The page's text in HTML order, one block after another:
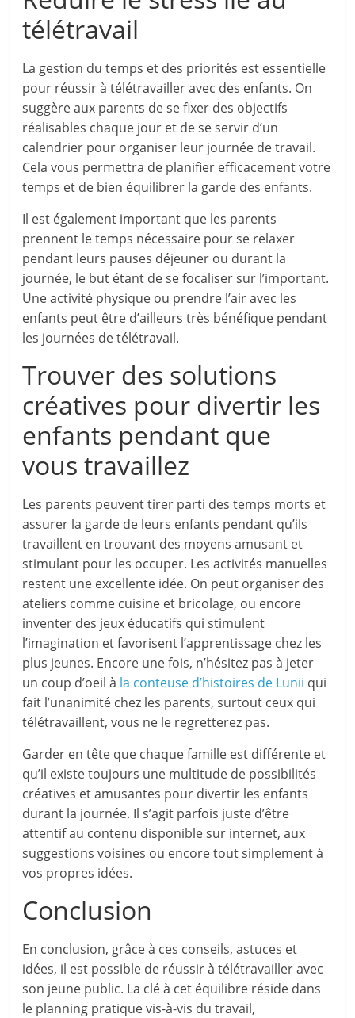
télétravail
La gestion du temps et des priorités est essentielle
pour réussir à télétravailler avec des enfants. On
suggère aux parents de se fixer des objectifs
réalisables chaque jour et de se servir d’un
calendrier pour organiser leur journée de travail.
Cela vous permettra de planifier efficacement votre
temps et de bien équilibrer la garde des enfants.
Il est également important que les parents
prennent le temps nécessaire pour se relaxer
pendant leurs pauses déjeuner ou durant la
journée, le but étant de se focaliser sur l’important.
Une activité physique ou prendre l’air avec les
enfants peut être d’ailleurs très bénéfique pendant
les journées de télétravail.
Trouver des solutions
créatives pour divertir les
enfants pendant que
vous travaillez
Les parents peuvent tirer parti des temps morts et
assurer la garde de leurs enfants pendant qu’ils
travaillent en trouvant des moyens amusant et
stimulant pour les occuper. Les activités manuelles
restent une excellente idée. On peut organiser des
ateliers comme cuisine et bricolage, ou encore
inventer des jeux éducatifs qui stimulent
l’imagination et favorisent l’apprentissage chez les
plus jeunes. Encore une fois, n’hésitez pas à jeter
un coup d’oeil à la conteuse d’histoires de Lunii qui
fait l’unanimité chez les parents, surtout ceux qui
télétravaillent, vous ne le regretterez pas.
Garder en tête que chaque famille est différente et
qu’il existe toujours une multitude de possibilités
créatives et amusantes pour divertir les enfants
durant la journée. Il s’agit parfois juste d’être
attentif au contenu disponible sur internet, aux
suggestions voisines ou encore tout simplement à
vos propres idées.
Conclusion
En conclusion, grâce à ces conseils, astuces et
idées, il est possible de réussir à télétravailler avec
son jeune public. La clé à cet équilibre réside dans
le planning pratique vis-à-vis du travail,